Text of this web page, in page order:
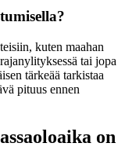
kuten maahan
tai jopa
tärkeää tarkistaa
pituus ennen
on